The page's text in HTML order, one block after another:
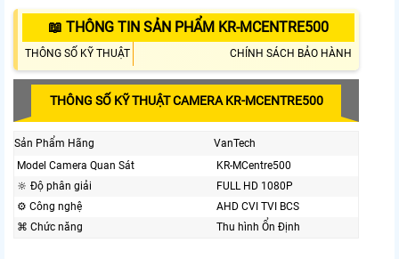
📖 THÔNG TIN SẢN PHẨM KR-MCENTRE500
THÔNG SỐ KỸ THUẬT CHÍNH SÁCH BẢO HÀNH
THÔNG SỐ KỸ THUẬT CAMERA KR-MCENTRE500
Sản Phẩm Hãng
VanTech
Model Camera Quan Sát
KR-MCentre500
🔆 Độ phân giải
FULL HD 1080P
⚙ Công nghệ
AHD CVI TVI BCS
⌘ Chức năng
Thu hình Ổn Định